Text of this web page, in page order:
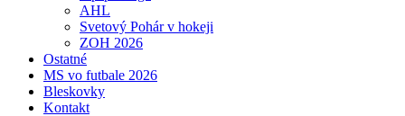
AHL
Svetový Pohár v hokeji
ZOH 2026
Ostatné
MS vo futbale 2026
Bleskovky
Kontakt